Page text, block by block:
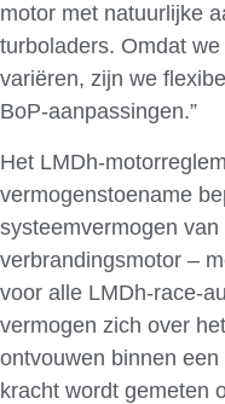
motor met natuurlijke
turboladers. Omdat
variëren, zijn we
BoP-aanpassingen.”
Het LMDh-
vermogenstoename
systeemvermogen
verbrandingsmotor –
voor alle LMDh-race-
vermogen zich over
ontvouwen binnen
kracht wordt gemeten